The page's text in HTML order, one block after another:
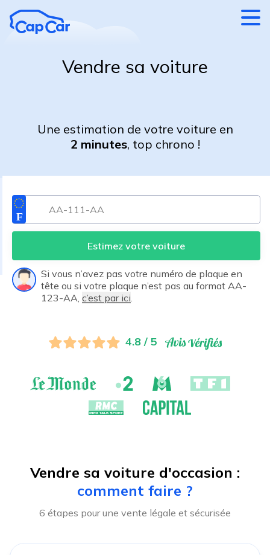
Vendre sa voiture
Une estimation de votre voiture en
2 minutes, top chrono !
Estimez votre voiture
Si vous n’avez pas votre numéro de plaque en
tête ou si votre plaque n’est pas au format AA-
123-AA, c’est par ici
4.8 / 5
Vendre sa voiture d'occasion :
comment faire ?
6 étapes pour une vente légale et sécurisée